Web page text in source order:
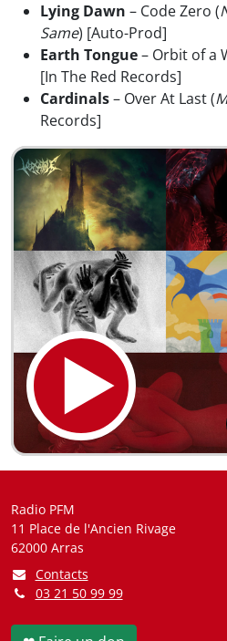
Lying Dawn – Code Zero (
Same) [Auto-Prod]
Earth Tongue– Orbit of a
[In The Red Records]
Cardinals– Over At Last (
Records]
Radio PFM
11 Place de l'Ancien Rivage
62000 Arras
Contacts
03 21 50 99 99